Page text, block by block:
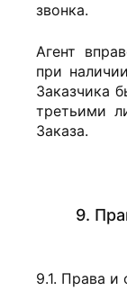
звонка.
Агент
при
Заказчика
третьими
Заказа.
9.
9.1. Права и